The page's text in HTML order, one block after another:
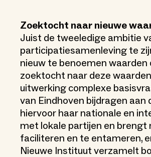
Zoektocht naar nieuwe
Juist de tweeledige ambitie
participatiesamenleving te
nieuw te benoemen
zoektocht naar deze
uitwerking complexe
van Eindhoven bijdragen
hiervoor haar nationale en
met lokale partijen en
faciliteren en te entameren,
Nieuwe Instituut verzamelt